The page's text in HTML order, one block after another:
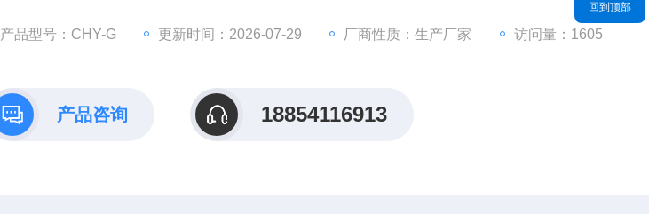
产品型号：CHY-G 更新时间：2026-07-29 厂商性质：生产厂家 访问量：1605
产品咨询 18854116913
回到顶部